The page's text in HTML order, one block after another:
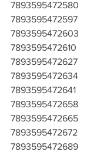
7893595472580
7893595472597
7893595472603
7893595472610
7893595472627
7893595472634
7893595472641
7893595472658
7893595472665
7893595472672
7893595472689